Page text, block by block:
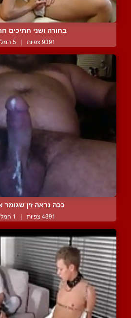
בחורה ושני חתיכים
9391 צפיות | 5 המלצות
ככה נראה זין שגומר
4391 צפיות | 1 המלצות